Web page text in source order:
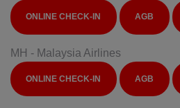
ONLINE CHECK-IN AGB
MH - Malaysia Airlines
ONLINE CHECK-IN AGB